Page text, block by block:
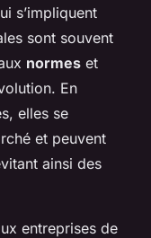
s’impliquent
sont souvent
normes et
En
elles se
et peuvent
ainsi des
entreprises de